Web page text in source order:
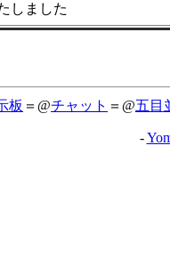
しました
板 ＝@チャット ＝@五目
-